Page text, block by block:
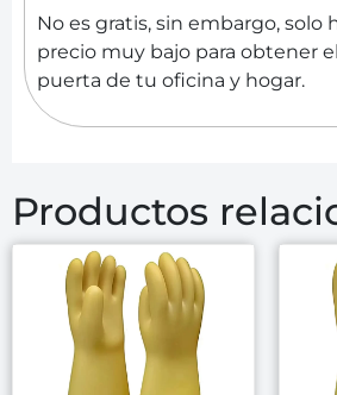
No es gratis, sin embargo, solo
precio muy bajo para obtener
puerta de tu oficina y hogar.
Productos